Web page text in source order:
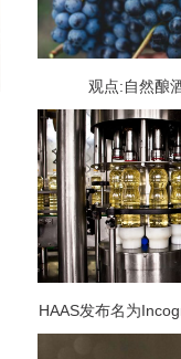
观点:自然酿
HAAS发布名为
旨在实现大口味